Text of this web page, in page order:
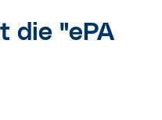
die "ePA